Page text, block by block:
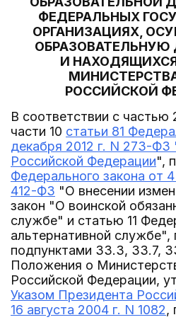
ФЕДЕРАЛЬНЫХ
ОРГАНИЗАЦИЯХ,
ОБРАЗОВАТЕЛЬНУЮ
И
РОССИЙСКОЙ
В соответствии с частью
части 10 статьи 81
декабря 2012 г. N 273-
Российской Федерации",
Федерального закона от
412-ФЗ "О внесении
закон "О воинской
службе" и статью 11
альтернативной службе",
подпунктами 33.3, 33.7,
Положения о
Российской Федерации,
Указом Президента
16 августа 2004 г. N 1082,